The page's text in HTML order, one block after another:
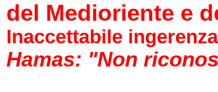
del Medioriente e
Inaccettabile ingerenza
Hamas: "Non